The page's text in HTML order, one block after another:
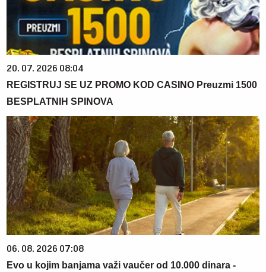
20. 07. 2026 08:04
REGISTRUJ SE UZ PROMO KOD CASINO Preuzmi 1500
BESPLATNIH SPINOVA
06. 08. 2026 07:08
Evo u kojim banjama važi vaučer od 10.000 dinara -